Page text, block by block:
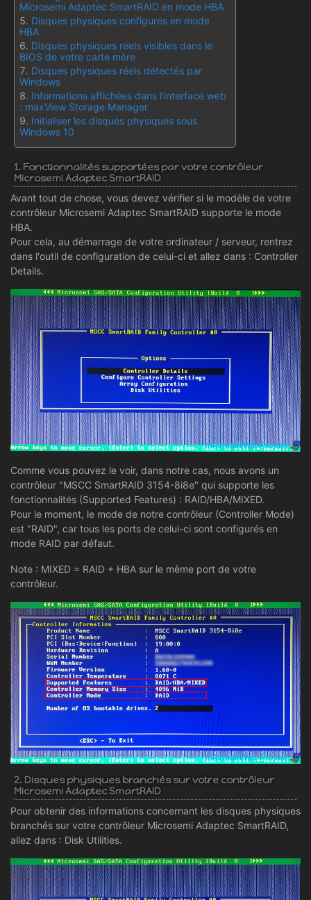
Microsemi Adaptec SmartRAID en mode HBA
Disques physiques configurés en mode
HBA
Disques physiques réels visibles dans le
BIOS de votre carte mère
Disques physiques réels détectés par
Windows
Informations affichées dans l'interface web
: maxView Storage Manager
Initialiser les disques physiques sous
Windows 10
1. Fonctionnalités supportées par votre contrôleur
Microsemi Adaptec SmartRAID
Avant tout de chose, vous devez vérifier si le modèle de votre
contrôleur Microsemi Adaptec SmartRAID supporte le mode
HBA.
Pour cela, au démarrage de votre ordinateur / serveur, rentrez
dans l'outil de configuration de celui-ci et allez dans : Controller
Details.
Comme vous pouvez le voir, dans notre cas, nous avons un
contrôleur "MSCC SmartRAID 3154-8i8e" qui supporte les
fonctionnalités (Supported Features) : RAID/HBA/MIXED.
Pour le moment, le mode de notre contrôleur (Controller Mode)
est "RAID", car tous les ports de celui-ci sont configurés en
mode RAID par défaut.
Note : MIXED = RAID + HBA sur le même port de votre
contrôleur.
2. Disques physiques branchés sur votre contrôleur
Microsemi Adaptec SmartRAID
Pour obtenir des informations concernant les disques physiques
branchés sur votre contrôleur Microsemi Adaptec SmartRAID,
allez dans : Disk Utilities.